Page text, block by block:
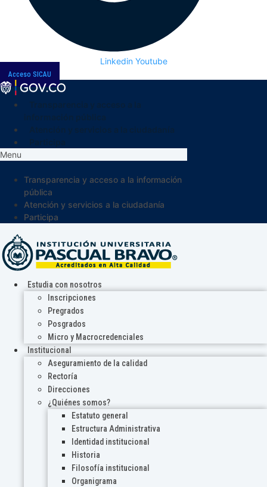
Linkedin Youtube
Acceso SICAU
Menu
Transparencia y acceso a la información
pública
Atención y servicios a la ciudadanía
Participa
Estudia con nosotros
Inscripciones
Pregrados
Posgrados
Micro y Macrocredenciales
Institucional
Aseguramiento de la calidad
Rectoría
Direcciones
¿Quiénes somos?
Estatuto general
Estructura Administrativa
Identidad institucional
Historia
Filosofía institucional
Organigrama